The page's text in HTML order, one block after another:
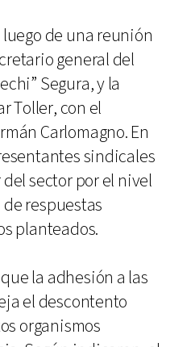
de una reunión
general del
Segura, y la
Toller, con el
Carlomagno. En
sindicales
sector por el nivel
respuestas
planteados.
la adhesión a las
el descontento
organismos